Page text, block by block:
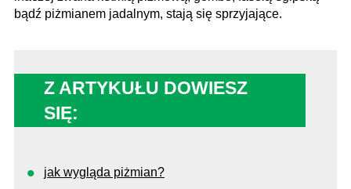
bądź piżmianem jadalnym, stają się sprzyjające.
Z ARTYKUŁU DOWIESZ
SIĘ:
jak wygląda piżmian?